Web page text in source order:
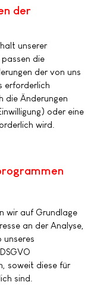
der
unserer
die
der von uns
erforderlich
die Änderungen
oder eine
wird.
wir auf Grundlage
an der Analyse,
soweit diese für
sind.